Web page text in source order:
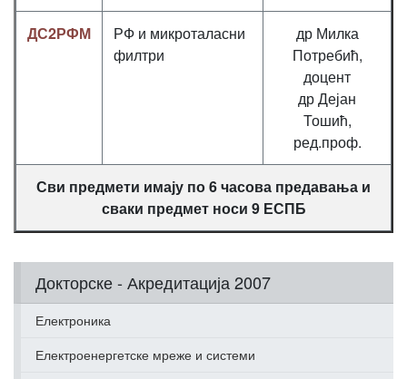
Докторске - Акредитација 2007
Електроника
Електроенергетске мреже и системи
ДС2РФМ
РФ и микроталасни
филтри
др Милка
Потребић,
доцент
др Дејан
Тошић,
ред.проф.
Сви предмети имају по 6 часова предавања и
сваки предмет носи 9 ЕСПБ